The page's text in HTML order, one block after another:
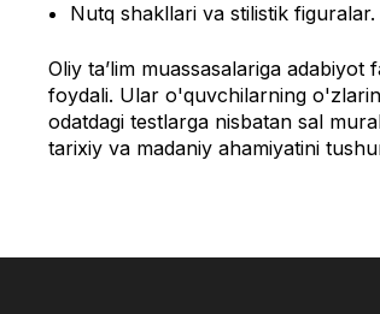
Nutq shakllari va stilistik figuralar.
Oliy ta’lim muassasalariga
foydali. Ular o'quvchilarning
odatdagi testlarga nisbatan sal
tarixiy va madaniy ahamiyatini